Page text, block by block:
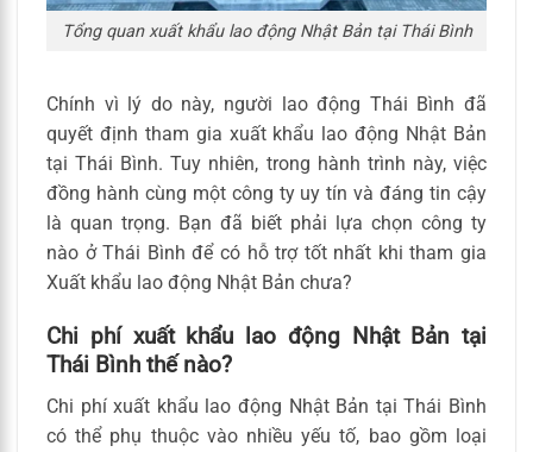
Tổng quan xuất khẩu lao động Nhật Bản tại Thái Bình
Chính vì lý do này, người lao động Thái Bình đã
quyết định tham gia xuất khẩu lao động Nhật Bản
tại Thái Bình. Tuy nhiên, trong hành trình này, việc
đồng hành cùng một công ty uy tín và đáng tin cậy
là quan trọng. Bạn đã biết phải lựa chọn công ty
nào ở Thái Bình để có hỗ trợ tốt nhất khi tham gia
Xuất khẩu lao động Nhật Bản chưa?
Chi phí xuất khẩu lao động Nhật Bản tại
Thái Bình thế nào?
Chi phí xuất khẩu lao động Nhật Bản tại Thái Bình
có thể phụ thuộc vào nhiều yếu tố, bao gồm loại